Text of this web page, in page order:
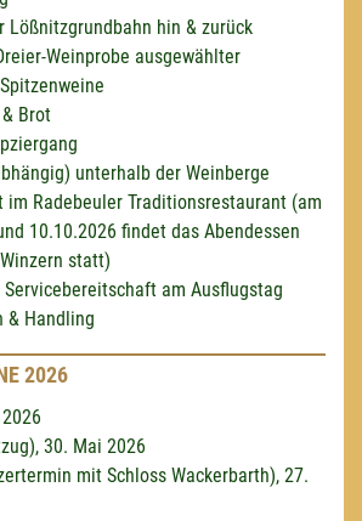
Lößnitzgrundbahn hin & zurück
Weinprobe ausgewählter
Brot
unterhalb der Weinberge
im Radebeuler Traditionsrestaurant (am
10.10.2026 findet das Abendessen
statt)
am Ausflugstag
& Handling
2026
30. Mai 2026
mit Schloss Wackerbarth), 27.